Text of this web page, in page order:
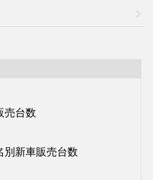
売台数
別新車販売台数